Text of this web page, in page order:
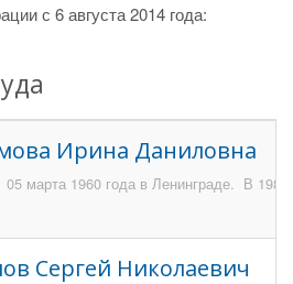
с 6 августа 2014 года:
Ирина Даниловна
марта 1960 года в Ленинграде. В
Сергей Николаевич